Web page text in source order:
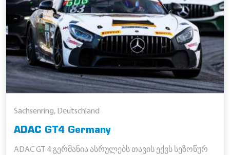
Sachsenring, Deutschland
ADAC GT4 Germany
ADAC GT 4 გერმანია ასრულებს თავის ექვს სეზონურ